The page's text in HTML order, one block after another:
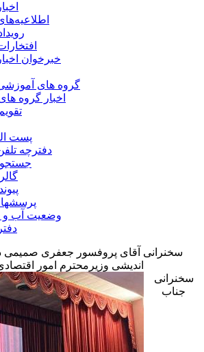
خبرخوان
گروه های
اخبار گروه
پست
دفترچه
وضعیت آب و
سخنرانی آقای پروفسور جعفری
اندیشی وزیرمحترم امور
سخنرانی
جناب